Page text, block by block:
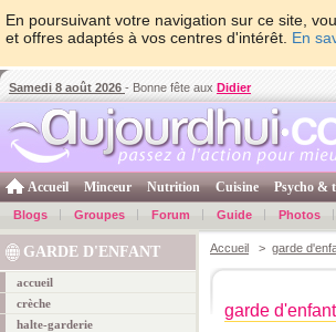
En poursuivant votre navigation sur ce site,
et offres adaptés à vos centres d'intérêt. En
Samedi 8 août 2026 - Bonne fête aux Didier
Accueil Minceur Nutrition Cuisine Psycho &
Blogs Groupes Forum Guide Photos
GARDE D'ENFANT
accueil
crèche
halte-garderie
Accueil > garde
garde